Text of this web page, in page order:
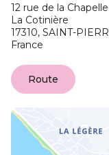
12 rue de la Chapelle
La Cotinière
17310, SAINT-
France
Route